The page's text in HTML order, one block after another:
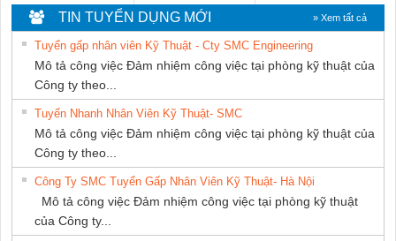
Ba Miền
DỊCH VỤ XNK
PHƯƠNG NAM
CÁP ĐIỆN
THƯỢNG ĐÌNH
TIN TUYỂN DỤNG MỚI » Xem tất cả
Tuyển gấp nhân viên Kỹ Thuật - Cty SMC Engineering
Mô tả công việc Đảm nhiệm công việc tại phòng kỹ thuật của
Công ty theo...
Tuyển Nhanh Nhân Viên Kỹ Thuật- SMC
Mô tả công việc Đảm nhiệm công việc tại phòng kỹ thuật của
Công ty theo...
Công Ty SMC Tuyển Gấp Nhân Viên Kỹ Thuật- Hà Nội
Mô tả công việc Đảm nhiệm công việc tại phòng kỹ thuật
của Công ty...